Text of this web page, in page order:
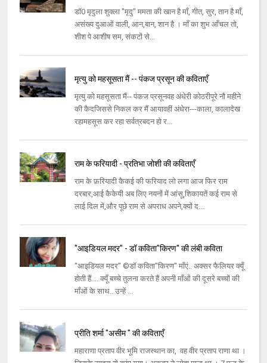
डॉ0 मृदुला शुक्ला "मृदु" ममता की खान है माँ, गीत, सुर, तान है माँ,
असंख्य दुआओं वाली, आन,बान, शान है । माँ का शुभ आँचल तो,
शीश पे आशीष सम, संकटों से...
मृत्यु को महसूसता मैं -- पंकज प्रसून की कविताएँ
मृत्यु को महसूसता मैं-- पंकज प्रसूनवह अंधेरी कोठरीपूरे नौ महीने
की कैदजिससे निकल कर मैं आयावहीं अंधेरा---काला, कालादेख
रहामहसूस कर रहा सर्वत्रबदन हो र...
राम के फरियादी - प्रतिभा जोशी की कविताएँ
राम के फ़रियादी कैकई की फरियाद लो लगा आज फिर राम
दरबार,आई कैकेयी अब लिए नयनों में आंसू,शिकायतें कई राम से
लाई दिल में,और पूछे राम से अपराध अपने,क्यों द...
"आइडियल मदर" - डॉ कविता"किरण" की लंबी कविता
"आइडियल मदर" ©डॉ कविता"किरण" माँएं.. अक्सर फैलियर क्यूँ
होती हैं.... क्यूँ बच्चे तुलना करते हैं अपनी माँओं की दूसरे बच्चों की
माँओं के साथ.. उन्हें ...
प्रीति शर्मा "असीम " की कविताएँ
महाराणा प्रताप वीर भूमि राजस्थान का, वह वीर प्रताप राणा था ।